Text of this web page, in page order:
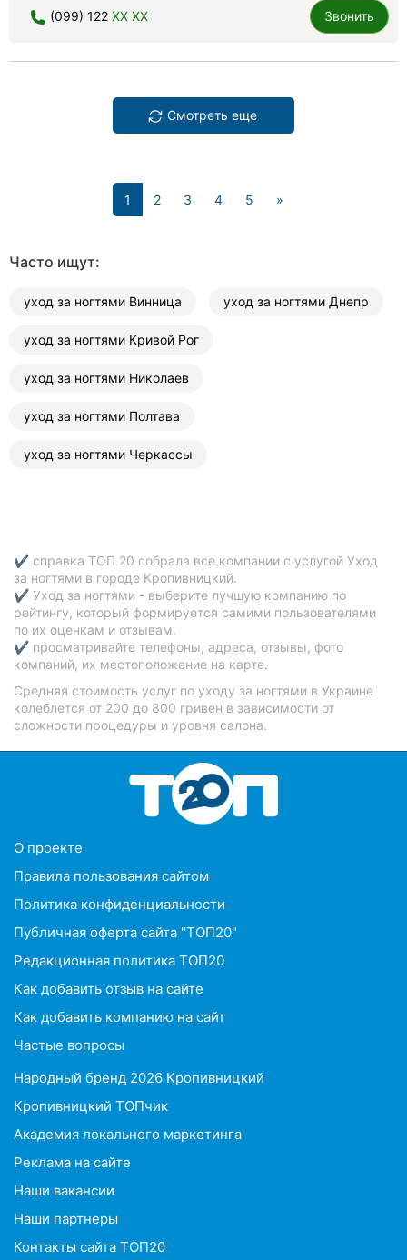
(099) 122 XX XX Звонить
Смотреть еще
1 (current)
2 3 4 5 »
Часто ищут:
уход за ногтями Винница уход за ногтями Днепр
уход за ногтями Кривой Рог
уход за ногтями Николаев
уход за ногтями Полтава
уход за ногтями Черкассы
✔ справка ТОП 20 собрала все компании с услугой Уход
за ногтями в городе Кропивницкий.
✔ Уход за ногтями - выберите лучшую компанию по
рейтингу, который формируется самими пользователями
по их оценкам и отзывам.
✔ просматривайте телефоны, адреса, отзывы, фото
компаний, их местоположение на карте.
Средняя стоимость услуг по уходу за ногтями в Украине
колеблется от 200 до 800 гривен в зависимости от
сложности процедуры и уровня салона.
O проекте
Правила пользования сайтом
Политика конфиденциальности
Публичная оферта сайта "ТОП20"
Редакционная политика ТОП20
Как добавить отзыв на сайте
Как добавить компанию на сайт
Частые вопросы
Народный бренд 2026 Кропивницкий
Кропивницкий ТОПчик
Академия локального маркетинга
Реклама на сайте
Наши вакансии
Наши партнеры
Контакты сайта ТОП20